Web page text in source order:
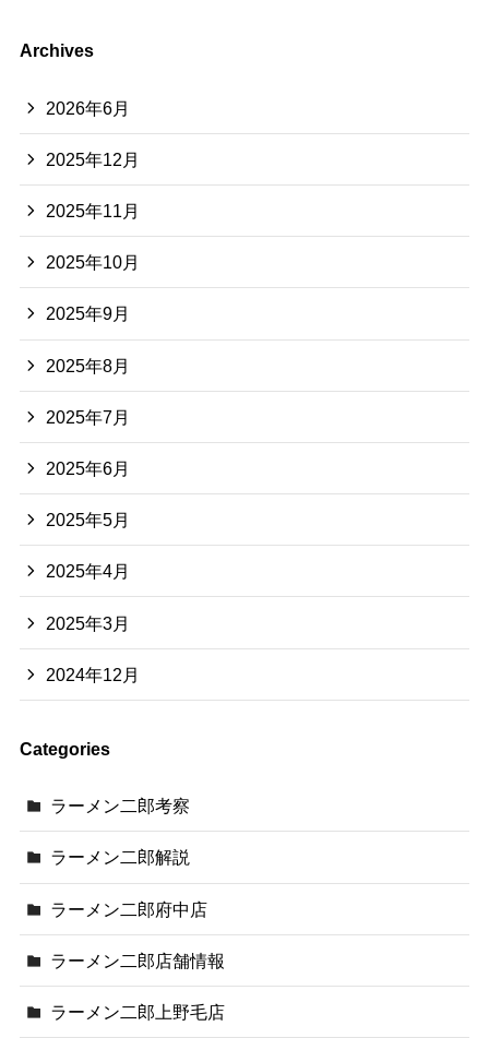
Archives
2026年6月
2025年12月
2025年11月
2025年10月
2025年9月
2025年8月
2025年7月
2025年6月
2025年5月
2025年4月
2025年3月
2024年12月
Categories
ラーメン二郎考察
ラーメン二郎解説
ラーメン二郎府中店
ラーメン二郎店舗情報
ラーメン二郎上野毛店